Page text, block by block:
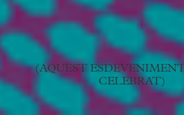
(AQUEST
CELEBRAT)